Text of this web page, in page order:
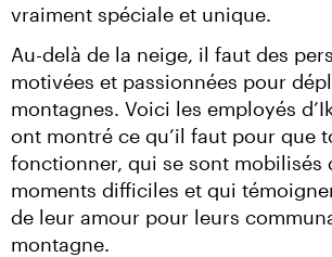
vraiment spéciale et unique.
Au-delà de la neige, il faut des
motivées et passionnées pour
montagnes. Voici les employés
ont montré ce qu’il faut pour que
fonctionner, qui se sont mobilisés
moments difficiles et qui
de leur amour pour leurs
montagne.